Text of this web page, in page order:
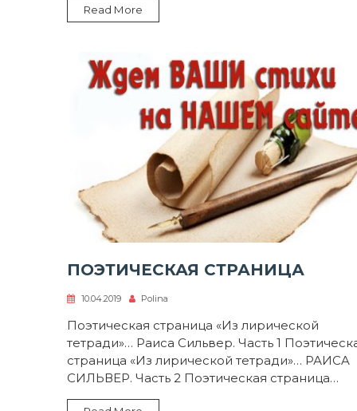
Read More
ПОЭТИЧЕСКАЯ СТРАНИЦА
10.04.2019 Polina
Поэтическая страница «Из лирической
тетради»… Раиса Сильвер. Часть 1
страница «Из лирической тетради»… РАИСA
СИЛЬВЕР. Часть 2 Поэтическая страница…